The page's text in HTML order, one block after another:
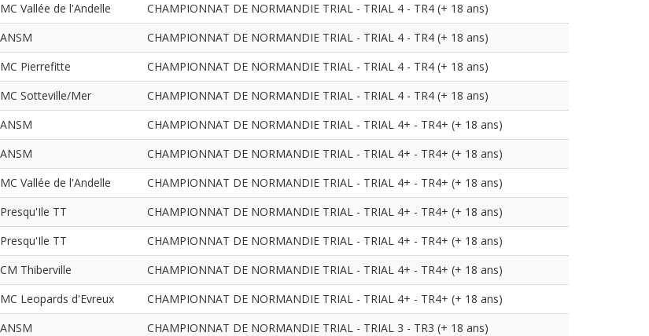
MC Vallée de l'Andelle
CHAMPIONNAT DE NORMANDIE TRIAL - TRIAL 4 - TR4 (+ 18 ans)
ANSM
CHAMPIONNAT DE NORMANDIE TRIAL - TRIAL 4 - TR4 (+ 18 ans)
MC Pierrefitte
CHAMPIONNAT DE NORMANDIE TRIAL - TRIAL 4 - TR4 (+ 18 ans)
MC Sotteville/Mer
CHAMPIONNAT DE NORMANDIE TRIAL - TRIAL 4 - TR4 (+ 18 ans)
ANSM
CHAMPIONNAT DE NORMANDIE TRIAL - TRIAL 4+ - TR4+ (+ 18 ans)
ANSM
CHAMPIONNAT DE NORMANDIE TRIAL - TRIAL 4+ - TR4+ (+ 18 ans)
MC Vallée de l'Andelle
CHAMPIONNAT DE NORMANDIE TRIAL - TRIAL 4+ - TR4+ (+ 18 ans)
Presqu'Ile TT
CHAMPIONNAT DE NORMANDIE TRIAL - TRIAL 4+ - TR4+ (+ 18 ans)
Presqu'Ile TT
CHAMPIONNAT DE NORMANDIE TRIAL - TRIAL 4+ - TR4+ (+ 18 ans)
CM Thiberville
CHAMPIONNAT DE NORMANDIE TRIAL - TRIAL 4+ - TR4+ (+ 18 ans)
MC Leopards d'Evreux
CHAMPIONNAT DE NORMANDIE TRIAL - TRIAL 4+ - TR4+ (+ 18 ans)
ANSM
CHAMPIONNAT DE NORMANDIE TRIAL - TRIAL 3 - TR3 (+ 18 ans)